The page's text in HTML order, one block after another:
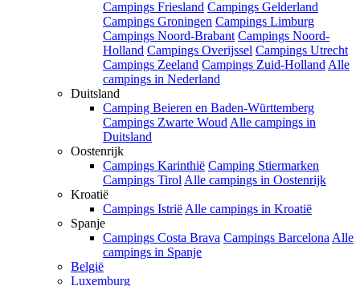
Campings Friesland Campings Gelderland
Campings Groningen Campings Limburg
Campings Noord-Brabant Campings Noord-
Holland Campings Overijssel Campings Utrecht
Campings Zeeland Campings Zuid-Holland Alle
campings in Nederland
Duitsland
Camping Beieren en Baden-Württemberg
Campings Zwarte Woud Alle campings in
Duitsland
Oostenrijk
Campings Karinthië Camping Stiermarken
Campings Tirol Alle campings in Oostenrijk
Kroatië
Campings Istrië Alle campings in Kroatië
Spanje
Campings Costa Brava Campings Barcelona Alle
campings in Spanje
België
Luxemburg